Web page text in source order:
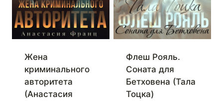
Жена
криминального
авторитета
(Анастасия
Флеш Рояль.
Соната для
Бетховена (Тала
Тоцка)